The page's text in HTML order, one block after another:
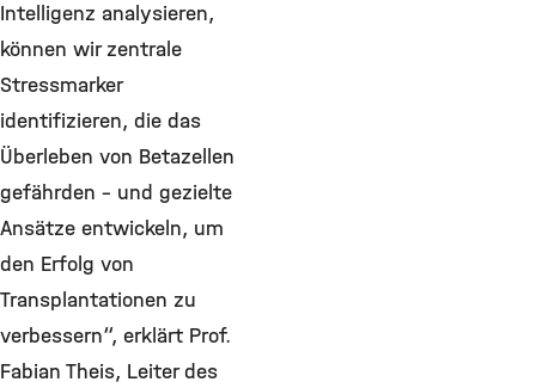
Intelligenz analysieren,
können wir zentrale
Stressmarker
identifizieren, die das
Überleben von Betazellen
gefährden – und gezielte
Ansätze entwickeln, um
den Erfolg von
Transplantationen zu
verbessern“, erklärt Prof.
Fabian Theis, Leiter des